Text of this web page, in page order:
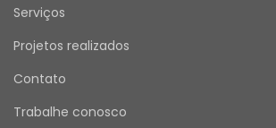
operacional dos equipamentos.
destacam-se a elevada
excelente capacidade de
e longa durabilidade. A utilização do
Serviços
Projetos realizados
Contato
Trabalhe conosco